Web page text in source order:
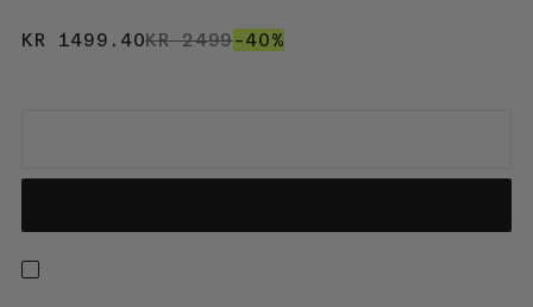
KR 1499.40KR 1499.40
KR 2499KR 2499
–40%